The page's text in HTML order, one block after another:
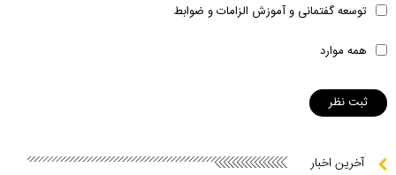
توسعه گفتمانی و آموزش الزامات و ضوابط
همه موارد
آخرین اخبار